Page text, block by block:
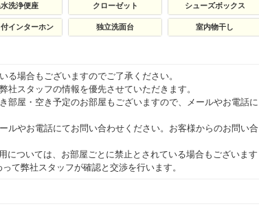
洗浄便座 クローゼット シューズボックス
インターホン 独立洗面台 室内物干し
る場合もございますのでご了承ください。
社スタッフの情報を優先させていただきます。
部屋・空き予定のお部屋もございますので、メールやお電話に
ルやお電話にてお問い合わせください。お客様からのお問い合
については、お部屋ごとに禁止とされている場合もございます
て弊社スタッフが確認と交渉を行います。